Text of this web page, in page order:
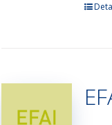
Este
Las